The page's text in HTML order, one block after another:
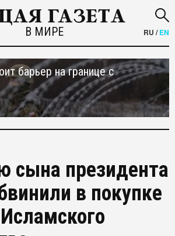
В МИРЕ RU /EN
барьер на границе с
сына президента
в покупке